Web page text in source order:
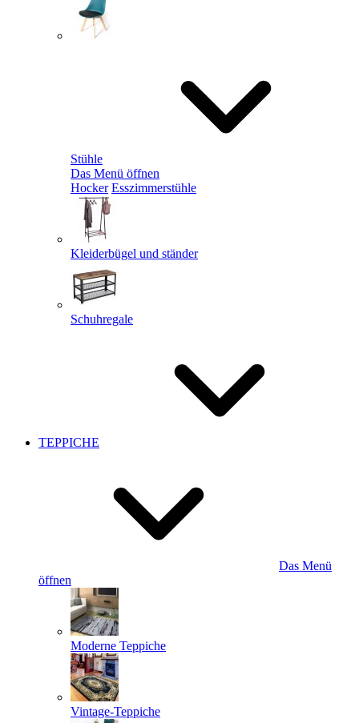
Stühle
Das Menü öffnen
Hocker Esszimmerstühle
Kleiderbügel und ständer
Schuhregale
TEPPICHE
Das Menü
öffnen
Moderne Teppiche
Vintage-Teppiche